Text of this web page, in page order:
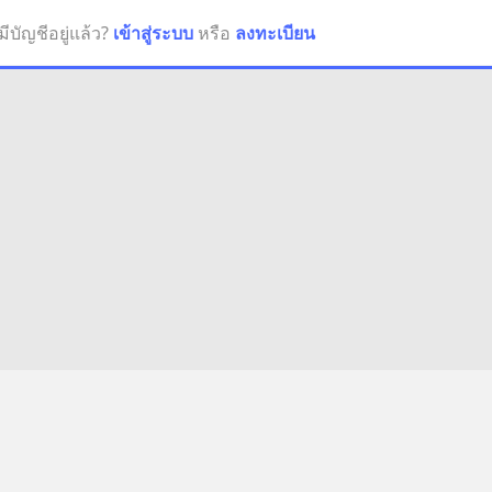
บัญชีอยู่แล้ว? เข้าสู่ระบบ หรือ ลงทะเบียน